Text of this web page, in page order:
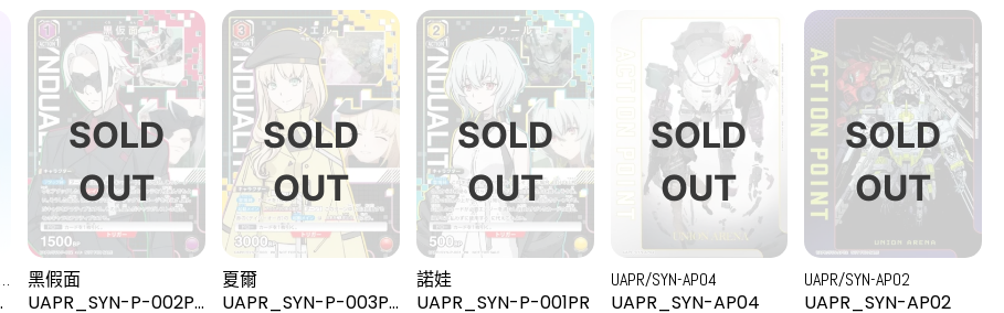
SOLD
OUT
黑假面
UAPR_SYN-P-002P
SOLD
OUT
夏爾
UAPR_SYN-P-003P
SOLD
OUT
諾娃
UAPR_SYN-P-001PR
SOLD
OUT
UAPR/SYN-AP04
UAPR_SYN-AP04
SOLD
OUT
UAPR/SYN-AP02
UAPR_SYN-AP02